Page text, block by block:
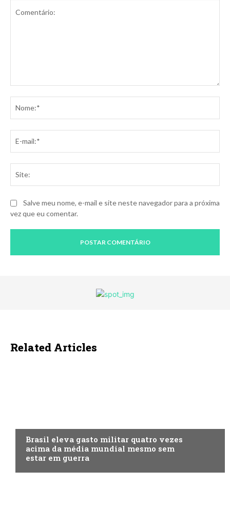
Salve meu nome, e-mail e site neste navegador para a próxima
vez que eu comentar.
Related Articles
Brasil eleva gasto militar quatro vezes
acima da média mundial mesmo sem
estar em guerra